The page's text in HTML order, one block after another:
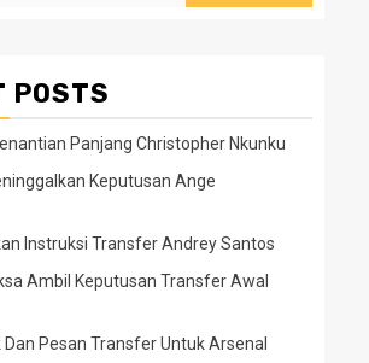
POSTS
Panjang Christopher Nkunku
Keputusan Ange
Instruksi Transfer Andrey Santos
Ambil Keputusan Transfer Awal
Pesan Transfer Untuk Arsenal